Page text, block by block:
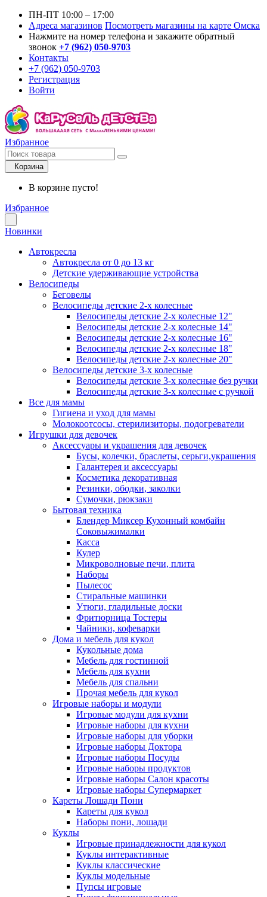
ПН-ПТ 10:00 – 17:00
Адреса магазинов Посмотреть магазины на карте Омска
Нажмите на номер телефона и закажите обратный
звонок +7 (962) 050-9703
Контакты
+7 (962) 050-9703
Регистрация
Войти
Избранное
Корзина
В корзине пусто!
Избранное
Новинки
Автокресла
Автокресла от 0 до 13 кг
Детские удерживающие устройства
Велосипеды
Беговелы
Велосипеды детские 2-х колесные
Велосипеды детские 2-х колесные 12"
Велосипеды детские 2-х колесные 14"
Велосипеды детские 2-х колесные 16"
Велосипеды детские 2-х колесные 18"
Велосипеды детские 2-х колесные 20"
Велосипеды детские 3-х колесные
Велосипеды детские 3-х колесные без ручки
Велосипеды детские 3-х колесные с ручкой
Все для мамы
Гигиена и уход для мамы
Молокоотсосы, стерилизиторы, подогреватели
Игрушки для девочек
Аксессуары и украшения для девочек
Бусы, колечки, браслеты, серьги,украшения
Галантерея и аксессуары
Косметика декоративная
Резинки, ободки, заколки
Сумочки, рюкзаки
Бытовая техника
Блендер Миксер Кухонный комбайн
Соковыжималки
Касса
Кулер
Микроволновые печи, плита
Наборы
Пылесос
Стиральные машинки
Утюги, гладильные доски
Фритюрница Тостеры
Чайники, кофеварки
Дома и мебель для кукол
Кукольные дома
Мебель для гостинной
Мебель для кухни
Мебель для спальни
Прочая мебель для кукол
Игровые наборы и модули
Игровые модули для кухни
Игровые наборы для кухни
Игровые наборы для уборки
Игровые наборы Доктора
Игровые наборы Посуды
Игровые наборы продуктов
Игровые наборы Салон красоты
Игровые наборы Супермаркет
Кареты Лошади Пони
Кареты для кукол
Наборы пони, лошади
Куклы
Игровые принадлежности для кукол
Куклы интерактивные
Куклы классические
Куклы модельные
Пупсы игровые